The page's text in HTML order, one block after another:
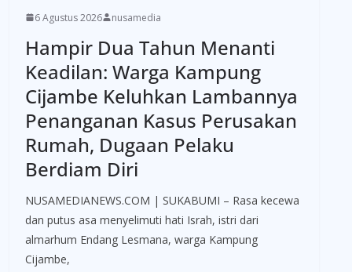
6 Agustus 2026 nusamedia
Hampir Dua Tahun Menanti
Keadilan: Warga Kampung
Cijambe Keluhkan Lambannya
Penanganan Kasus Perusakan
Rumah, Dugaan Pelaku
Berdiam Diri
NUSAMEDIANEWS.COM | SUKABUMI – Rasa kecewa
dan putus asa menyelimuti hati Israh, istri dari
almarhum Endang Lesmana, warga Kampung
Cijambe,